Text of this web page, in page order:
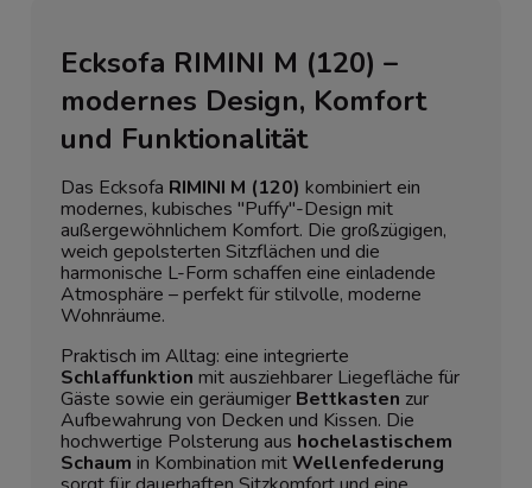
Ecksofa RIMINI M (120) –
modernes Design, Komfort
und Funktionalität
Das Ecksofa RIMINI M (120) kombiniert ein
modernes, kubisches "Puffy"-Design mit
außergewöhnlichem Komfort. Die großzügigen,
weich gepolsterten Sitzflächen und die
harmonische L-Form schaffen eine einladende
Atmosphäre – perfekt für stilvolle, moderne
Wohnräume.
Praktisch im Alltag: eine integrierte
Schlaffunktion mit ausziehbarer Liegefläche für
Gäste sowie ein geräumiger Bettkasten zur
Aufbewahrung von Decken und Kissen. Die
hochwertige Polsterung aus hochelastischem
Schaum in Kombination mit Wellenfederung